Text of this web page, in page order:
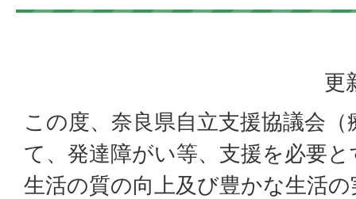
更
この度、奈良県自立支援協議会
て、発達障がい等、支援を必要
生活の質の向上及び豊かな生活